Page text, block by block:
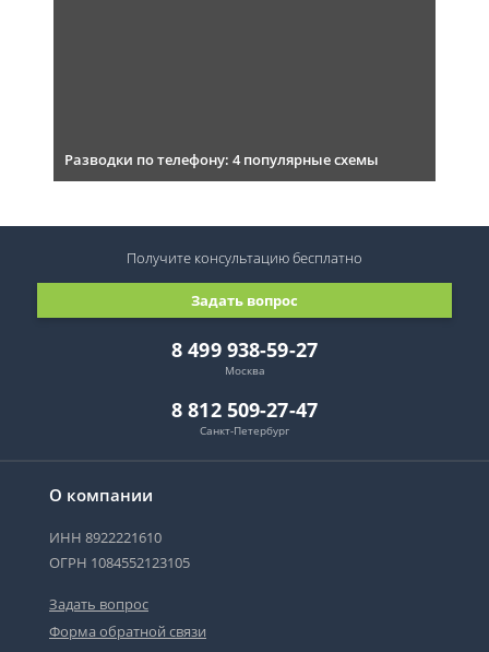
Разводки по телефону: 4 популярные схемы
О компании
ИНН 8922221610
ОГРН 1084552123105
Задать вопрос
Форма обратной связи
8 499 938-59-27
Москва
8 812 509-27-47
Санкт-Петербург
Задать вопрос
Получите консультациюбесплатно